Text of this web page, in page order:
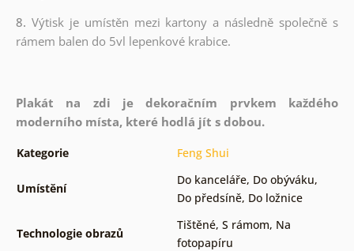
8. Výtisk je umístěn mezi kartony a následně společně s
rámem balen do 5vl lepenkové krabice.
Plakát na zdi je dekoračním prvkem každého
moderního místa, které hodlá jít s dobou.
Kategorie Feng Shui
Umístění
Do kanceláře, Do obýváku,
Do předsíně, Do ložnice
Technologie obrazů
Tištěné, S rámom, Na
fotopapíru